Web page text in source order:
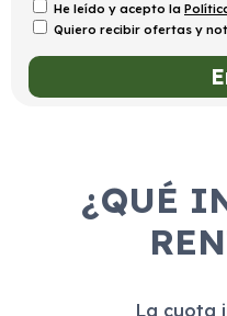
He leído y acepto la
Quiero recibir ofertas y
¿QUÉ
La cuota